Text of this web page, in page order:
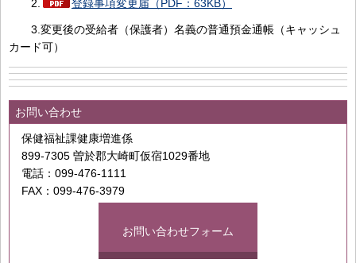
2. 登録事項変更届（PDF：63KB）
3.変更後の受給者（保護者）名義の普通預金通帳（キャッシュ
カード可）
お問い合わせ
保健福祉課健康増進係
899-7305 曽於郡大崎町仮宿1029番地
電話：099-476-1111
FAX：099-476-3979
お問い合わせフォーム